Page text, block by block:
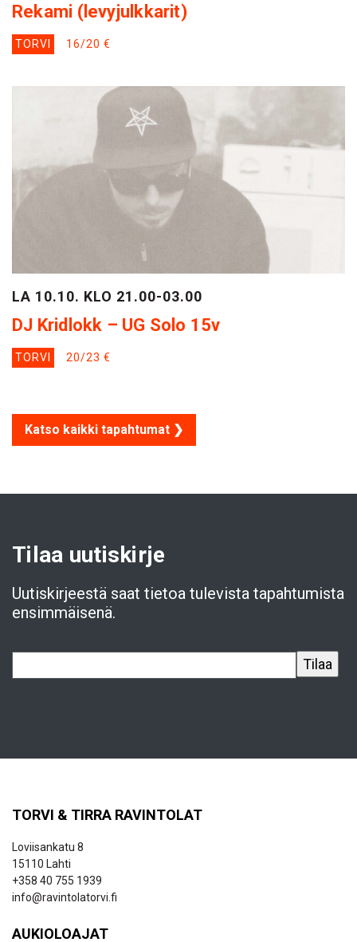
Rekami (levyjulkkarit)
TORVI 16/20 €
LA 10.10. KLO 21.00-03.00
DJ Kridlokk – UG Solo 15v
TORVI 20/23 €
Katso kaikki tapahtumat ❯
Tilaa uutiskirje
Uutiskirjeestä saat tietoa tulevista tapahtumista
ensimmäisenä.
TORVI & TIRRA RAVINTOLAT
Loviisankatu 8
15110 Lahti
+358 40 755 1939
info@ravintolatorvi.fi
AUKIOLOAJAT